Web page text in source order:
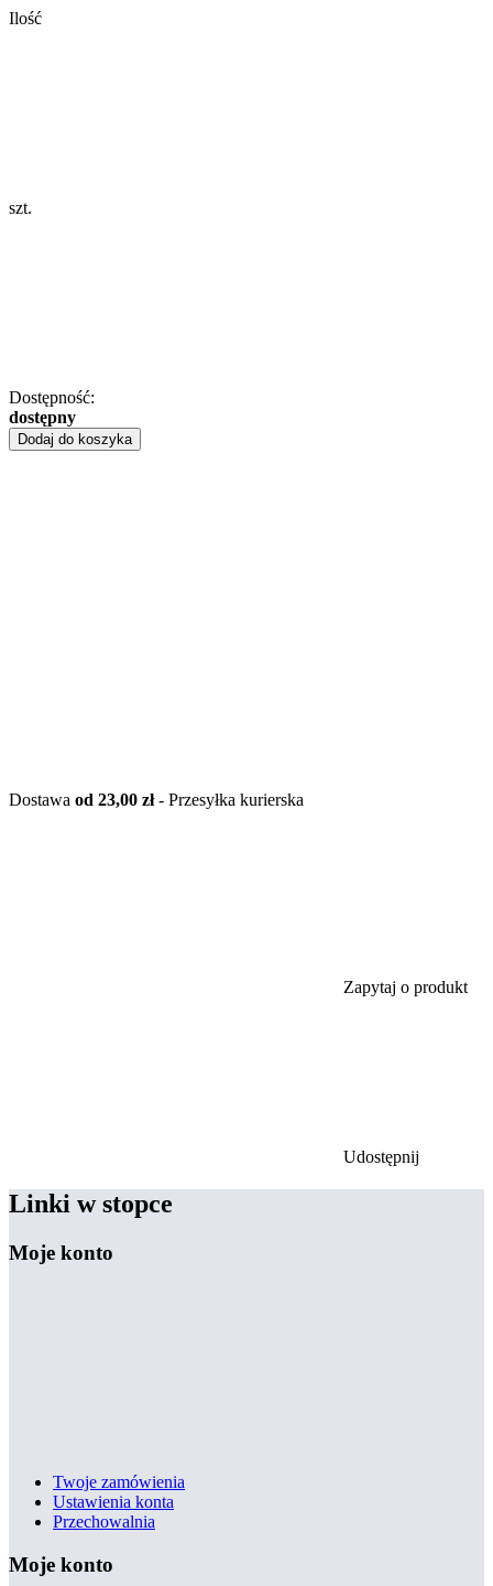
Ilość
szt.
Dostępność:
dostępny
Dodaj do koszyka
Dostawa od 23,00 zł- Przesyłka kurierska
Zapytaj o produkt
Udostępnij
Linki w stopce
Moje konto
Twoje zamówienia
Ustawienia konta
Przechowalnia
Moje konto